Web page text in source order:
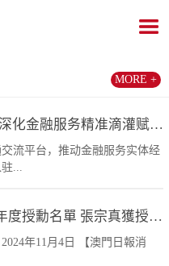
U+创享汇【2025】深化金融服务精准滴灌赋能发展...
流平台，推动金融服务实体经
...
特區政府公佈2024年度授勳名單 張宗真獲授予專業...
年11月4日 【澳門日報消
MORE +